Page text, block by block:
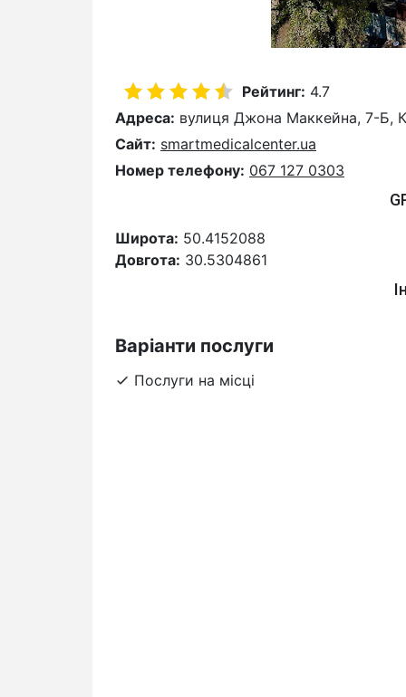
Рейтинг: 4.7
Адреса: вулиця Джона Маккейна, 7-Б,
Сайт: smartmedicalcenter.ua
Номер телефону: 067 127 0303
Широта: 50.4152088
Довгота: 30.5304861
Варіанти послуги
Послуги на місці